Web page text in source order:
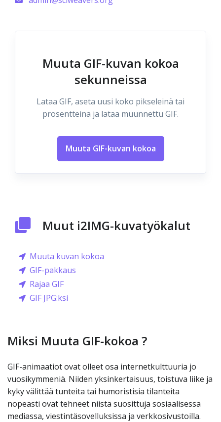
Muuta GIF-kuvan kokoa
sekunneissa
Lataa GIF, aseta uusi koko pikseleinä tai
prosentteina ja lataa muunnettu GIF.
Muuta GIF-kuvan kokoa
Muut i2IMG-kuvatyökalut
Muuta kuvan kokoa
GIF-pakkaus
Rajaa GIF
GIF JPG:ksi
Miksi Muuta GIF-kokoa ?
GIF-animaatiot ovat olleet osa internetkulttuuria jo
vuosikymmeniä. Niiden yksinkertaisuus, toistuva liike ja
kyky välittää tunteita tai humoristisia tilanteita
nopeasti ovat tehneet niistä suosittuja sosiaalisessa
mediassa, viestintäsovelluksissa ja verkkosivustoilla.